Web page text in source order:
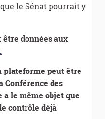
le Sénat pourrait y
données aux
.
plateforme peut être
Conférence des
a le même objet que
contrôle déjà